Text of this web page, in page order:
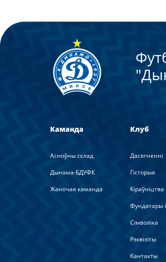
Каманда
Асноўны склад
Дынама-БДУФК
Жаночая каманда
Клуб
Дасягненні
Гісторыя
Кіраўніцтва
Фундатары
Сімволіка
Рэквізіты
Кантакты